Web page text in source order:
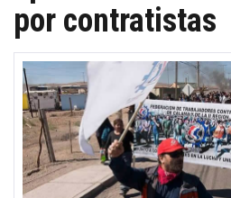
por contratistas